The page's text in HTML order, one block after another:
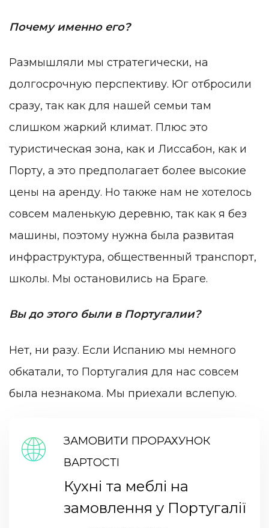
Почему именно его?
Размышляли мы стратегически, на
долгосрочную перспективу. Юг отбросили
сразу, так как для нашей семьи там
слишком жаркий климат. Плюс это
туристическая зона, как и Лиссабон, как и
Порту, а это предполагает более высокие
цены на аренду. Но также нам не хотелось
совсем маленькую деревню, так как я без
машины, поэтому нужна была развитая
инфраструктура, общественный транспорт,
школы. Мы остановились на Браге.
Вы до этого были в Португалии?
Нет, ни разу. Если Испанию мы немного
обкатали, то Португалия для нас совсем
была незнакома. Мы приехали вслепую.
ЗАМОВИТИ ПРОРАХУНОК
ВАРТОСТІ
Кухні та меблі на
замовлення у Португалії